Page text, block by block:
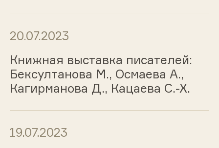
20.07.2023
Книжная выставка писателей:
Бексултанова М., Осмаева А.,
Кагирманова Д., Кацаева С.-Х.
19.07.2023